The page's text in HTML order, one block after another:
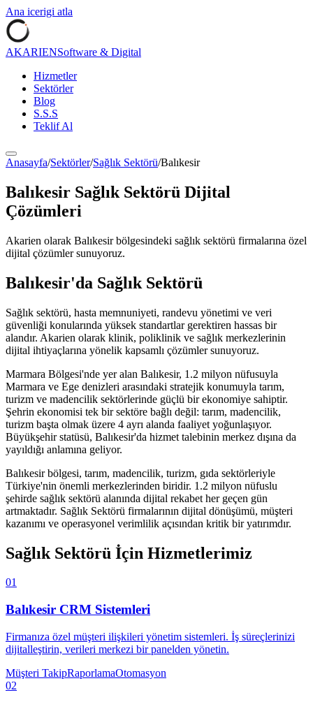
Ana icerigi atla
AKARIENSoftware & Digital
Hizmetler
Sektörler
Blog
S.S.S
Teklif Al
Anasayfa/Sektörler/Sağlık Sektörü/Balıkesir
Balıkesir Sağlık Sektörü Dijital
Çözümleri
Akarien olarak Balıkesirbölgesindeki sağlık sektörü firmalarına özel
dijital çözümler sunuyoruz.
Balıkesir'da Sağlık Sektörü
Sağlık sektörü, hasta memnuniyeti, randevu yönetimi ve veri
güvenliği konularında yüksek standartlar gerektiren hassas bir
alandır. Akarien olarak klinik, poliklinik ve sağlık merkezlerinin
dijital ihtiyaçlarına yönelik kapsamlı çözümler sunuyoruz.
Marmara Bölgesi'nde yer alan Balıkesir, 1.2 milyon nüfusuyla
Marmara ve Ege denizleri arasındaki stratejik konumuyla tarım,
turizm ve madencilik sektörlerinde güçlü bir ekonomiye sahiptir.
Şehrin ekonomisi tek bir sektöre bağlı değil: tarım, madencilik,
turizm başta olmak üzere 4 ayrı alanda faaliyet yoğunlaşıyor.
Büyükşehir statüsü, Balıkesir'da hizmet talebinin merkez dışına da
yayıldığı anlamına geliyor.
Balıkesirbölgesi, tarım, madencilik, turizm, gıda sektörleriyle
Türkiye'nin önemli merkezlerinden biridir. 1.2 milyon nüfuslu
şehirde sağlık sektörü alanında dijital rekabet her geçen gün
artmaktadır. Sağlık Sektörü firmalarının dijital dönüşümü, müşteri
kazanımı ve operasyonel verimlilik açısından kritik bir yatırımdır.
Sağlık Sektörü İçin Hizmetlerimiz
01
Balıkesir CRM Sistemleri
Firmanıza özel müşteri ilişkileri yönetim sistemleri. İş süreçlerinizi
dijitalleştirin, verileri merkezi bir panelden yönetin.
Müşteri TakipRaporlamaOtomasyon
02